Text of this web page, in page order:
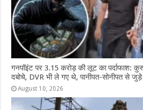
गनपॉइंट पर 3.15 करोड़ की लूट का पर्दाफाश:
दबोचे, DVR भी ले गए थे, पानीपत-सोनीपत से जुड़े
August 10, 2026